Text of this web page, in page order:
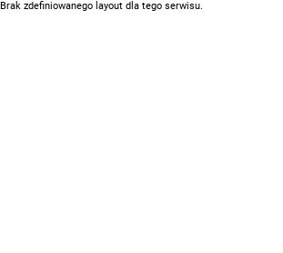
Brak zdefiniowanego layout dla tego serwisu.